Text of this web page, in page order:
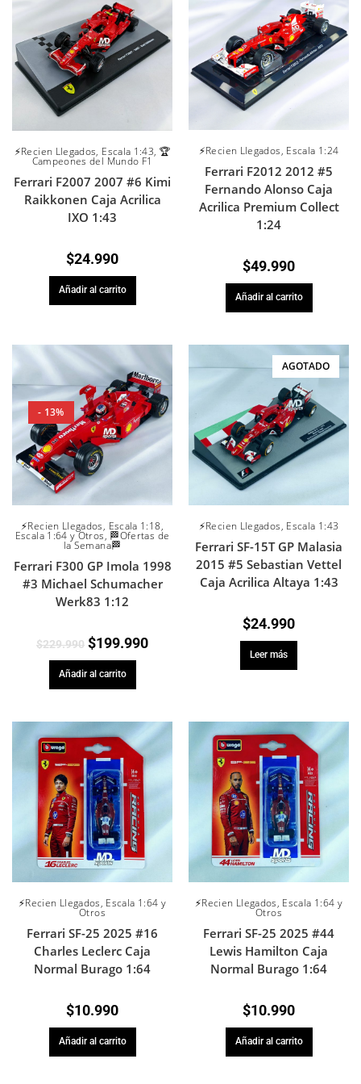
⚡Recien Llegados, Escala 1:43, 🏆
Campeones del Mundo F1
Ferrari F2007 2007 #6 Kimi
Raikkonen Caja Acrilica
IXO 1:43
$24.990
Añadir al carrito
⚡Recien Llegados, Escala 1:24
Ferrari F2012 2012 #5
Fernando Alonso Caja
Acrilica Premium Collect
1:24
$49.990
Añadir al carrito
- 13%
⚡Recien Llegados, Escala 1:18,
Escala 1:64 y Otros, 🏁Ofertas de
la Semana🏁
Ferrari F300 GP Imola 1998
#3 Michael Schumacher
Werk83 1:12
$229.990 $199.990
Añadir al carrito
AGOTADO
⚡Recien Llegados, Escala 1:43
Ferrari SF-15T GP Malasia
2015 #5 Sebastian Vettel
Caja Acrilica Altaya 1:43
$24.990
Leer más
⚡Recien Llegados, Escala 1:64 y
Otros
Ferrari SF-25 2025 #16
Charles Leclerc Caja
Normal Burago 1:64
$10.990
Añadir al carrito
⚡Recien Llegados, Escala 1:64 y
Otros
Ferrari SF-25 2025 #44
Lewis Hamilton Caja
Normal Burago 1:64
$10.990
Añadir al carrito